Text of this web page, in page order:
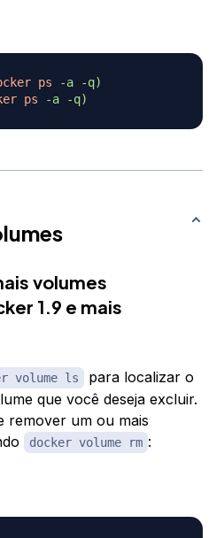
ps -a -q)
ps -a -q)
volumes
1.9 e mais
volume ls
para localizar o
que você deseja excluir.
remover um ou mais
docker volume rm :